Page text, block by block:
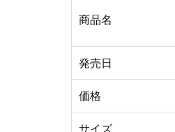
商品名
発売日
価格
サイズ